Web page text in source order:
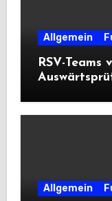
Allgemein
RSV-Teams
Allgemein